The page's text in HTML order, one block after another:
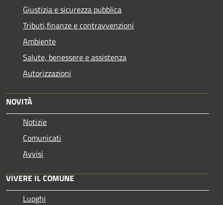
Giustizia e sicurezza pubblica
Tributi,finanze e contravvenzioni
Ambiente
Salute, benessere e assistenza
Autorizzazioni
NOVITÀ
Notizie
Comunicati
Avvisi
VIVERE IL COMUNE
Luoghi